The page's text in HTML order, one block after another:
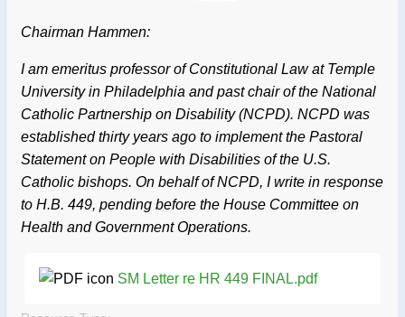
Chairman Hammen:
I am emeritus professor of Constitutional Law at Temple
University in Philadelphia and past chair of the National
Catholic Partnership on Disability (NCPD). NCPD was
established thirty years ago to implement the Pastoral
Statement on People with Disabilities of the U.S.
Catholic bishops. On behalf of NCPD, I write in response
to H.B. 449, pending before the House Committee on
Health and Government Operations.
SM Letter re HR 449 FINAL.pdf